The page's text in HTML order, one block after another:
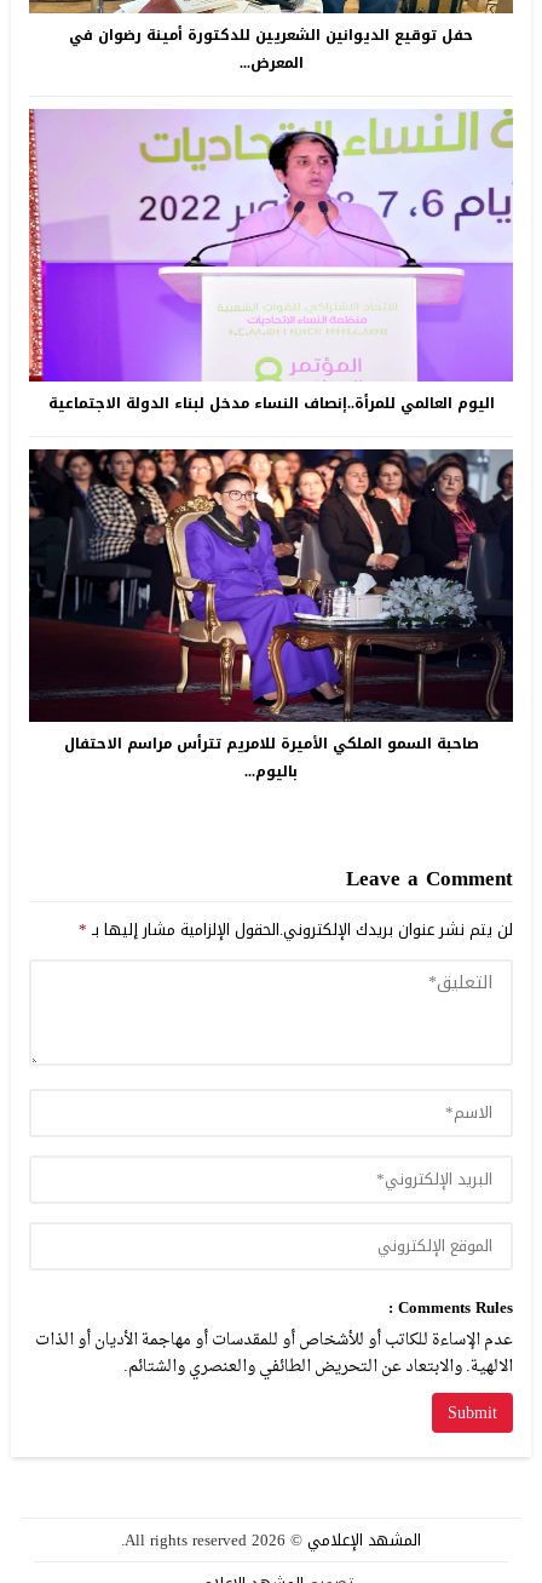
حفل توقيع الديوانين الشعريين للدكتورة أمينة رضوان في
المعرض...
اليوم العالمي للمرأة..إنصاف النساء مدخل لبناء الدولة الاجتماعية
صاحبة السمو الملكي الأميرة للامريم تترأس مراسم الاحتفال
باليوم...
Leave a Comment
لن يتم نشر عنوان بريدك الإلكتروني.الحقول الإلزامية مشار إليها بـ*
Comments Rules :
عدم الإساءة للكاتب أو للأشخاص أو للمقدسات أو مهاجمة الأديان أو الذات
الالهية. والابتعاد عن التحريض الطائفي والعنصري والشتائم.
المشهد الإعلامي© 2026 All rights reserved.